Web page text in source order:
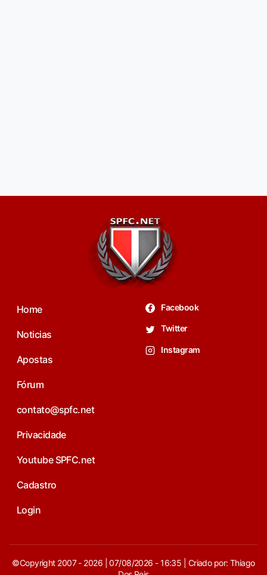
Home
Noticias
Apostas
Fórum
contato@spfc.net
Privacidade
Youtube SPFC.net
Cadastro
Login
Facebook
Twitter
Instagram
©Copyright 2007 - 2026 | 07/08/2026 - 16:35 | Criado por: Thiago